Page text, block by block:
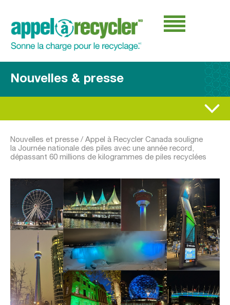
Nouvelles & presse
Nouvelles et presse / Appel à Recycler Canada souligne
la Journée nationale des piles avec une année record,
dépassant 60 millions de kilogrammes de piles recyclées